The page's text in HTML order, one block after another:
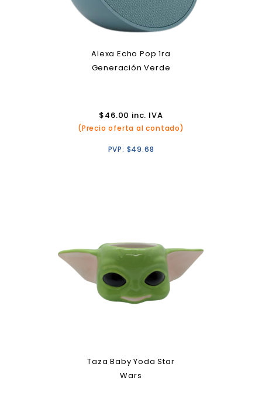
Alexa Echo Pop 1ra
Generación Verde
$46.00 inc. IVA
(Precio oferta al contado)
PVP: $49.68
Taza Baby Yoda Star
Wars